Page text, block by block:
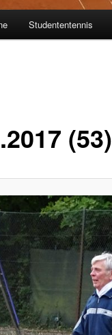
Studententennis
(53)